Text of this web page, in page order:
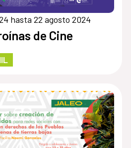
hasta 22 agosto 2024
de Cine